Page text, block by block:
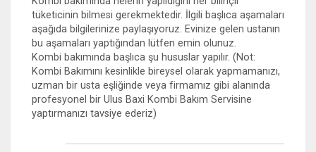
tüketicinin bilmesi gerekmektedir. İlgili başlıca aşamaları
aşağıda bilgilerinize paylaşıyoruz. Evinize gelen ustanın
bu aşamaları yaptığından lütfen emin olunuz.
Kombi bakımında başlıca şu hususlar yapılır. (Not:
Kombi Bakımını kesinlikle bireysel olarak yapmamanızı,
uzman bir usta eşliğinde veya firmamız gibi alanında
profesyonel bir Ulus Baxi Kombi Bakım Servisine
yaptırmanızı tavsiye ederiz)